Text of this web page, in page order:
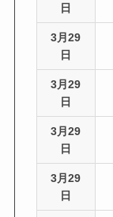
日
3月29
日
3月29
日
3月29
日
3月29
日